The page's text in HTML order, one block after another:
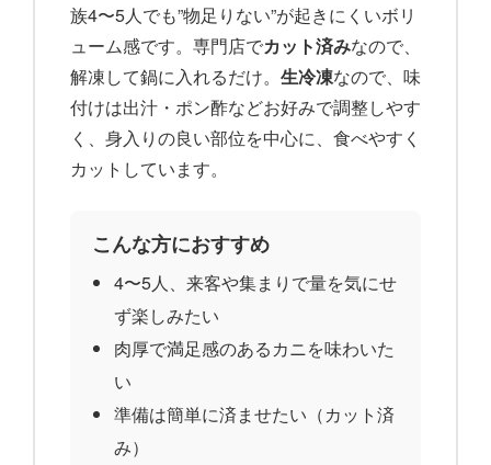
族4〜5人でも”物足りない”が起きにくいボリ
ューム感です。専門店でカット済みなので、
解凍して鍋に入れるだけ。 生冷凍なので、味
付けは出汁・ポン酢などお好みで調整しやす
く、身入りの良い部位を中心に、食べやすく
カットしています。
こんな方におすすめ
4〜5人、来客や集まりで量を気にせ
ず楽しみたい
肉厚で満足感のあるカニを味わいた
い
準備は簡単に済ませたい（カット済
み）